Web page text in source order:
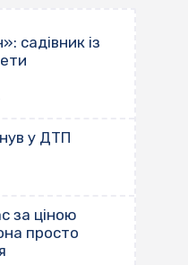
садівник із
у ДТП
за ціною
просто